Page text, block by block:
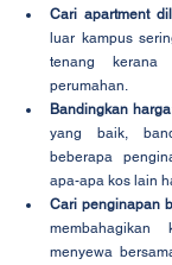
Cari apartment
luar kampus
tenang
perumahan.
Bandingkan harga
yang baik,
beberapa
apa-apa kos lain
Cari penginapan
menyewa